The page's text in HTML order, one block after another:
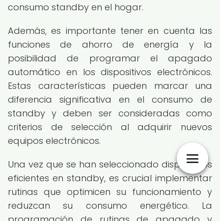
consumo standby en el hogar.
Además, es importante tener en cuenta las
funciones de ahorro de energía y la
posibilidad de programar el apagado
automático en los dispositivos electrónicos.
Estas características pueden marcar una
diferencia significativa en el consumo de
standby y deben ser consideradas como
criterios de selección al adquirir nuevos
equipos electrónicos.
Una vez que se han seleccionado dispositivos
eficientes en standby, es crucial implementar
rutinas que optimicen su funcionamiento y
reduzcan su consumo energético. La